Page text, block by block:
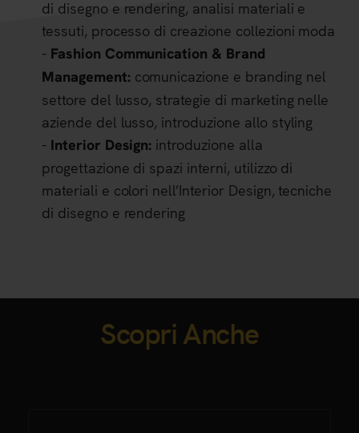
di disegno e rendering, analisi materiali e
tessuti, processo di creazione collezioni moda
- Fashion Communication & Brand
Management: comunicazione e branding nel
settore del lusso, strategie di marketing nelle
aziende del lusso, introduzione allo styling
- Interior Design: introduzione alla
progettazione di spazi interni, utilizzo di
materiali e colori nell’Interior Design, tecniche
di disegno e rendering
Scopri Anche